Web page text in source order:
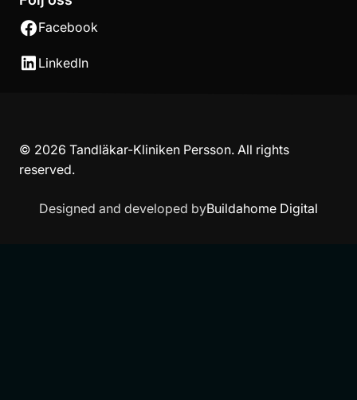
Facebook
LinkedIn
© 2026 Tandläkar-Kliniken Persson. All rights
reserved.
Designed and developed byBuildahome Digital